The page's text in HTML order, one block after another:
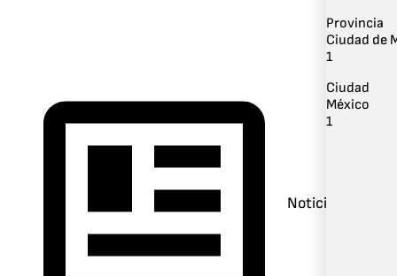
Noticias
Provincia
Ciudad de
1
Ciudad
México
1